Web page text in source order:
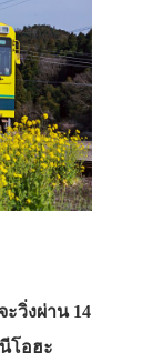
ะวิ่งผ่าน 14
โอฮะ